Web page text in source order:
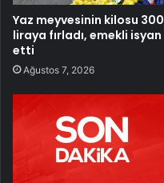
Yaz meyvesinin kilosu 300
liraya fırladı, emekli isyan
etti
Ağustos 7, 2026